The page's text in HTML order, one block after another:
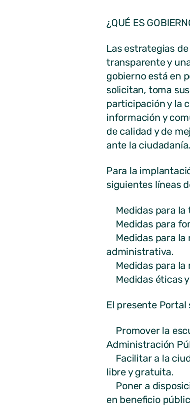
¿QUÉ ES
Las estrategias
transparente y
gobierno está en
solicitan, toma
participación y la
información y
de calidad y de
ante la ciudadanía.
Para la
siguientes líneas
Medidas para la
Medidas para
Medidas para la
administrativa.
Medidas para la
Medidas éticas
El presente Portal
Promover la
Administración
Facilitar a la
libre y gratuita.
Poner a
en beneficio